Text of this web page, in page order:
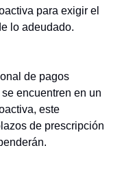
para exigir el
lo adeudado.
de pagos
encuentren en un
este
de prescripción